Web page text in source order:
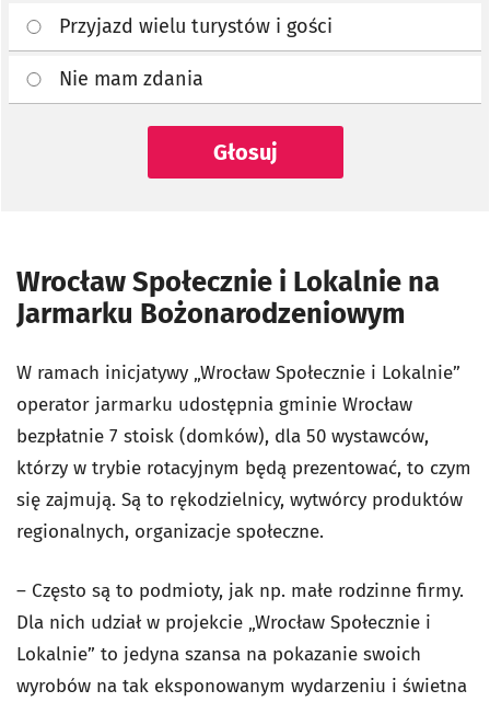
Przyjazd wielu turystów i gości
Nie mam zdania
Głosuj
Wrocław Społecznie i Lokalnie na
Jarmarku Bożonarodzeniowym
W ramach inicjatywy „Wrocław Społecznie i Lokalnie”
operator jarmarku udostępnia gminie Wrocław
bezpłatnie 7 stoisk (domków), dla 50 wystawców,
którzy w trybie rotacyjnym będą prezentować, to czym
się zajmują. Są to rękodzielnicy, wytwórcy produktów
regionalnych, organizacje społeczne.
– Często są to podmioty, jak np. małe rodzinne firmy.
Dla nich udział w projekcie „Wrocław Społecznie i
Lokalnie” to jedyna szansa na pokazanie swoich
wyrobów na tak eksponowanym wydarzeniu i świetna